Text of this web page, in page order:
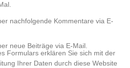
nachfolgende Kommentare via E-
neue Beiträge via E-Mail.
Formulars erklären Sie sich mit der
Ihrer Daten durch diese Website